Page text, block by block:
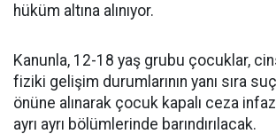
hüküm altına alınıyor.
Kanunla, 12-18 yaş grubu çocuklar,
fiziki gelişim durumlarının yanı sıra
önüne alınarak çocuk kapalı ceza infaz
ayrı ayrı bölümlerinde barındırılacak.